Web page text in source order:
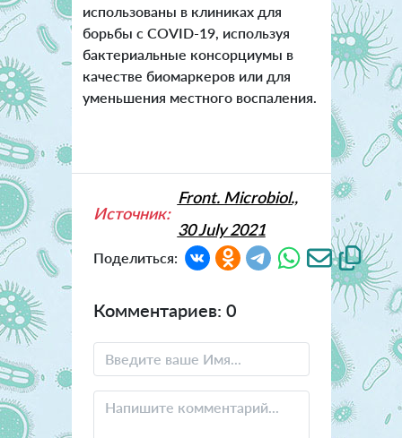
использованы в клиниках для
борьбы с COVID-19, используя
бактериальные консорциумы в
качестве биомаркеров или для
уменьшения местного воспаления.
Источник:
Front. Microbiol.,
30 July 2021
Поделиться:
Комментариев: 0